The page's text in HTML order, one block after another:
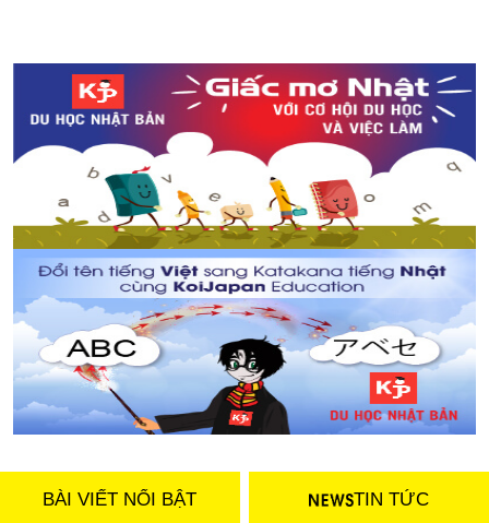
BÀI VIẾT NỔI BẬT TIN TỨC